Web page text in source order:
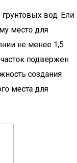
вод. Ели
место для
не менее 1,5
подвержен
создания
места для